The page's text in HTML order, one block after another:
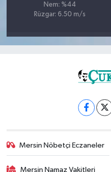
Nem: %44
Rüzgar: 6.50 m/s
Mersin Nöbetçi Eczaneler
Mersin Namaz Vakitleri